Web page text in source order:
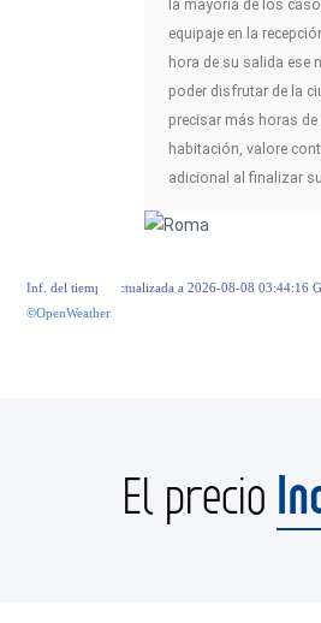
la mayoría de los
equipaje en la
hora de su salida ese
poder disfrutar de la
precisar más horas
habitación, valore
adicional al finalizar
Inf. del tiempo actualizada a 2026-08-08 03:44:16
©OpenWeather
El precio